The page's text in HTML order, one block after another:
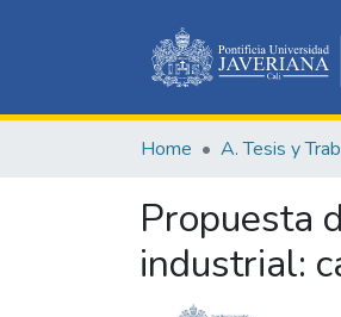
Home A. Tesis y
Propuesta
industrial: